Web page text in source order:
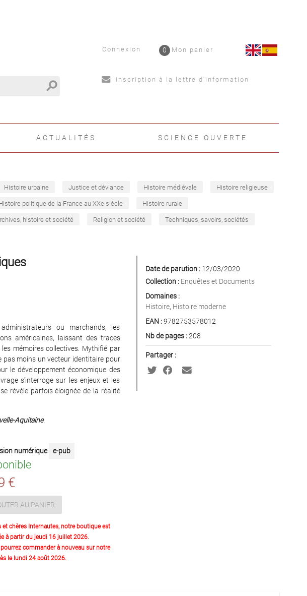
search
Connexion Mon panier
0
Inscription à la lettre d'information
ACTUALITÉS SCIENCE OUVERTE
Histoire urbaine Justice et déviance Histoire médiévale Histoire religieuse
politique de la France au XXe siècle Histoire rurale
histoire et société Religion et société Techniques, savoirs, sociétés
ou marchands, les
américaines, laissant des traces
mémoires collectives. Mythifié par
pas moins un vecteur identitaire pour
le développement économique des
s'interroge sur les enjeux et les
révèle parfois éloignée de la réalité
Aquitaine.
numérique e-pub
€
AU PANIER
et chères Internautes, notre boutique est
à partir du jeudi 16 juillet 2026.
commander à nouveau sur notre
le lundi 24 août 2026.
Date de parution :12/03/2020
Collection : Enquêtes et Documents
Domaines :
Histoire, Histoire moderne
EAN :9782753578012
Nb de pages :208
Partager :